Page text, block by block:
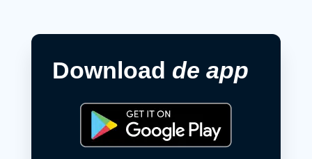
Download de app